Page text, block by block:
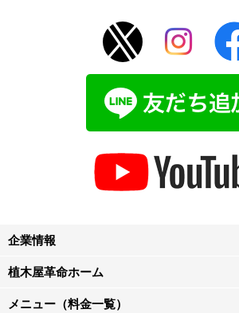
企業情報
植木屋革命ホーム
メニュー（料金一覧）